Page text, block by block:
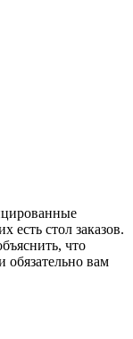
есть стол заказов.
что
обязательно вам